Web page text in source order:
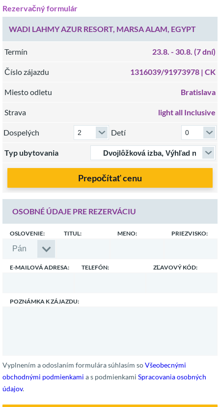
Rezervačný formulár
WADI LAHMY AZUR RESORT, MARSA ALAM, EGYPT
Termín 23.8. - 30.8. (7 dní)
Číslo zájazdu 1316039/91973978 | CK
Miesto odletu Bratislava
Strava light all Inclusive
Dospelých Detí
Typ ubytovania
Prepočítať cenu
OSOBNÉ ÚDAJE PRE REZERVÁCIU
OSLOVENIE: TITUL: MENO: PRIEZVISKO:
E-MAILOVÁ ADRESA: TELEFÓN: ZĽAVOVÝ KÓD:
POZNÁMKA K ZÁJAZDU:
Vyplnením a odoslaním formulára súhlasím soVšeobecnými
obchodnými podmienkami a s podmienkami Spracovania osobných
údajov.